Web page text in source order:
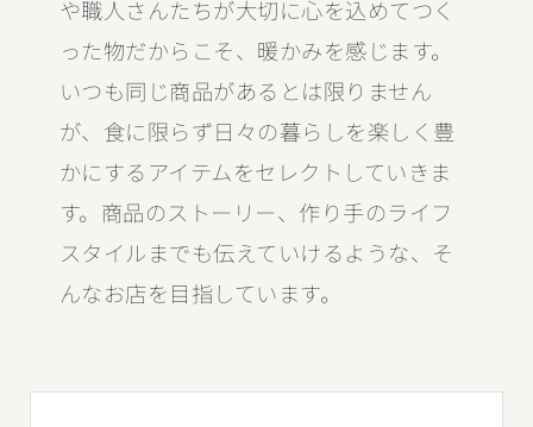
や職人さんたちが大切に心を込めてつく
った物だからこそ、暖かみを感じます。
いつも同じ商品があるとは限りません
が、食に限らず日々の暮らしを楽しく豊
かにするアイテムをセレクトしていきま
す。商品のストーリー、作り手のライフ
スタイルまでも伝えていけるような、そ
んなお店を目指しています。